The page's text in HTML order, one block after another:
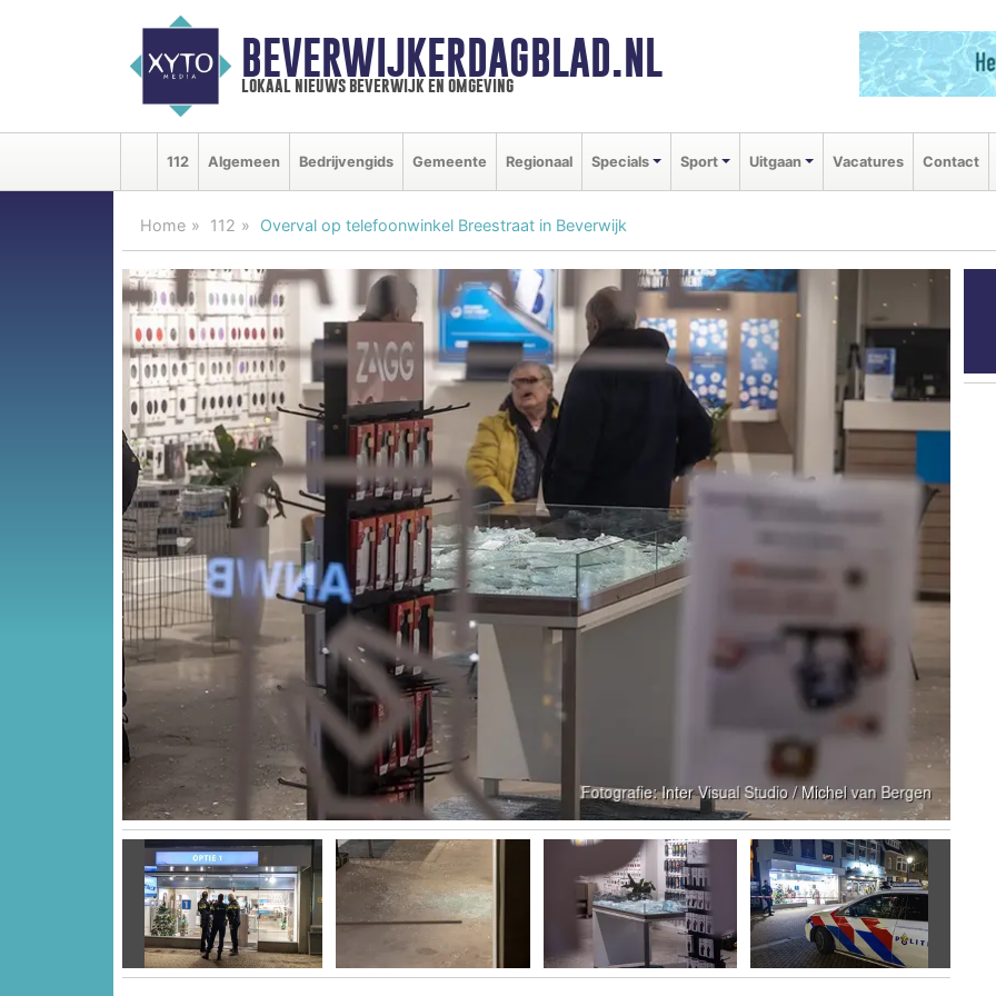
BEVERWIJKERDAGBLAD.NL
lokaal nieuws beverwijk en omgeving
112 Algemeen Bedrijvengids Gemeente Regionaal Specials Sport Uitgaan Vacatures Contact
Home 112 Overval op telefoonwinkel Breestraat in Beverwijk
Vorige